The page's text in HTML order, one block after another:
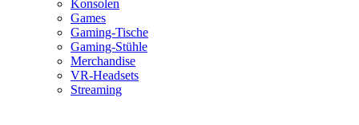
Konsolen
Games
Gaming-Tische
Gaming-Stühle
Merchandise
VR-Headsets
Streaming